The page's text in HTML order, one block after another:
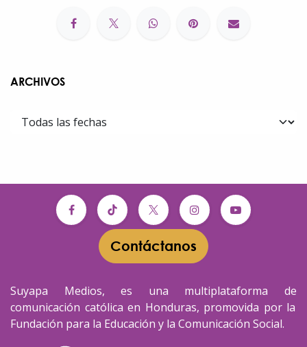
ARCHIVOS
Contáctanos​​
Suyapa Medios, es una multiplataforma de
comunicación católica en Honduras, promovida por la
Fundación para la Educación y la Comunicación Social.